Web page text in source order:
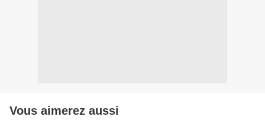
Vous aimerez aussi